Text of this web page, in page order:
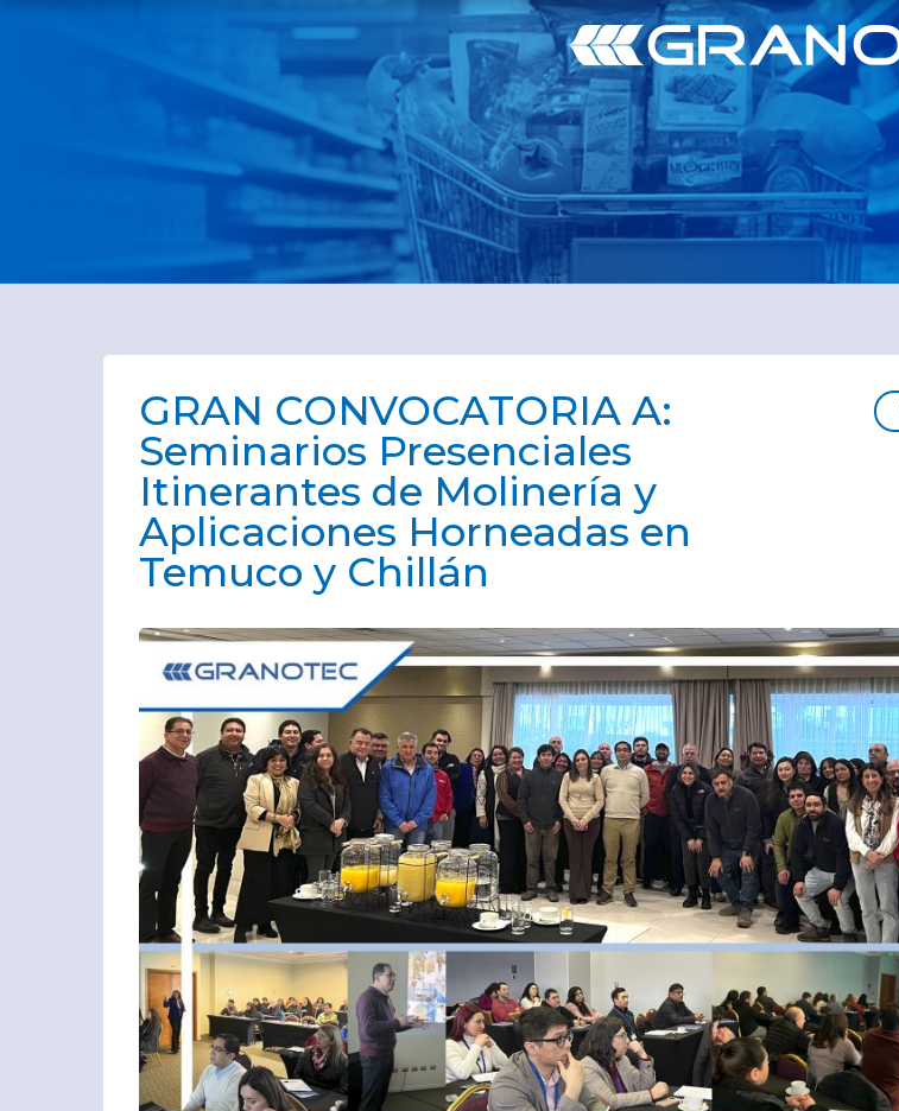
GRAN CONVOCATORIA A:
Seminarios Presenciales
Itinerantes de Molinería y
Aplicaciones Horneadas en
Temuco y Chillán